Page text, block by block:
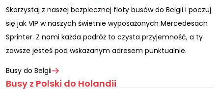
Skorzystaj z naszej bezpiecznej floty busów do Belgii i poczuj
się jak VIP w naszych świetnie wyposażonych Mercedesach
Sprinter. Z nami każda podróż to czysta przyjemność, a ty
zawsze jesteś pod wskazanym adresem punktualnie.
Busy do Belgii
Busy z Polski do Holandii